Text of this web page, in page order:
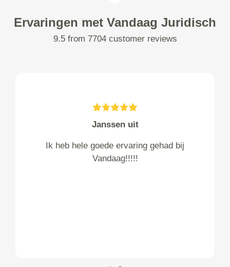
Ervaringen met Vandaag Juridisch
9.5 from 7704 customer reviews
Janssen uit
Ik heb hele goede ervaring gehad bij
Vandaag!!!!!